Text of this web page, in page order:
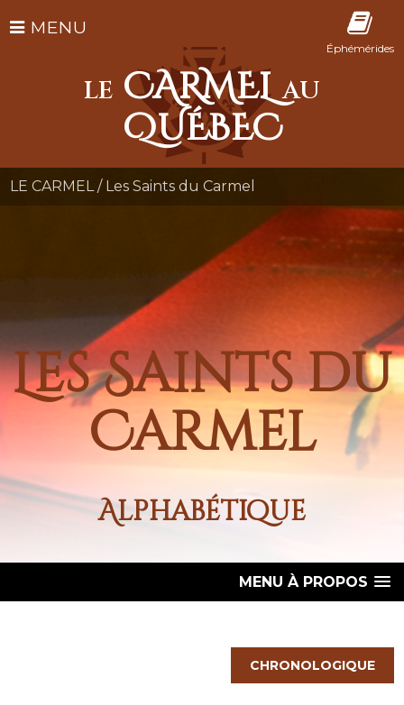
Éphémérides
MENU
LE CARMELAU
QUÉBEC
LE CARMEL / Les Saints du Carmel
Les Saints du
Carmel
Alphabétique
MENU À PROPOS
CHRONOLOGIQUE